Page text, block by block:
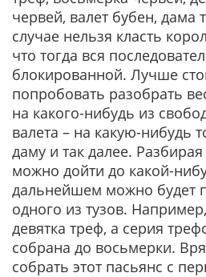
червей, валет бубен, дама
случае нельзя класть
что тогда вся
блокированной. Лучше
попробовать разобрать
на какого-нибудь из
валета – на какую-нибудь
даму и так далее.
можно дойти до какой-
дальнейшем можно будет
одного из тузов.
девятка треф, а серия
собрана до восьмерки.
собрать этот пасьянс с